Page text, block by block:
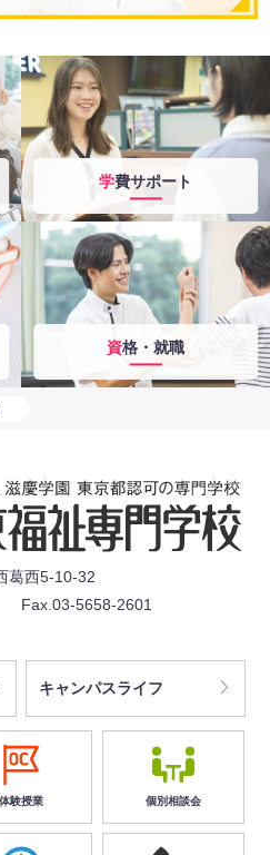
学費サポート
資格・就職
葛西5-10-32
Fax.03-5658-2601
キャンパスライフ
体験授業 個別相談会